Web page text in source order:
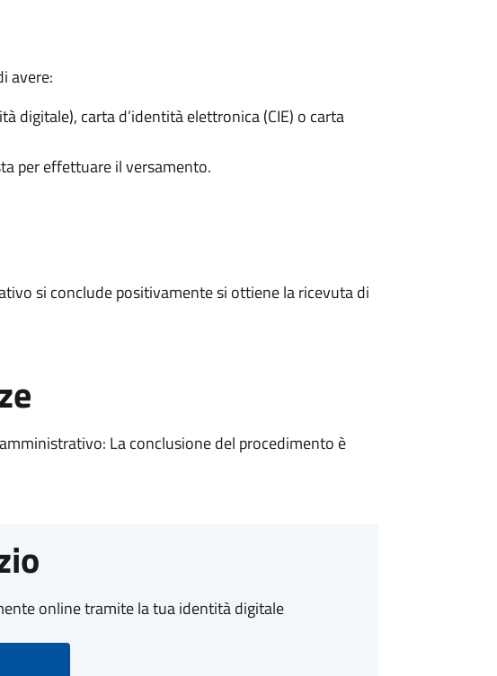
avere:
digitale), carta d’identità elettronica (CIE) o carta
per effettuare il versamento.
si conclude positivamente si ottiene la ricevuta di
La conclusione del procedimento è
online tramite la tua identità digitale